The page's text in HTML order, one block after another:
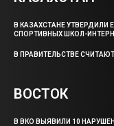
В КАЗАХСТАНЕ
СПОРТИВНЫХ ШКОЛ-
В ПРАВИТЕЛЬСТВЕ
ВОСТОК
В ВКО ВЫЯВИЛИ 10